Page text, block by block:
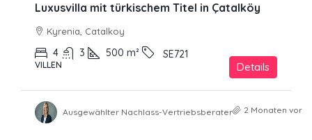
Luxusvilla mit türkischem Titel in Çatalköy
Kyrenia, Catalkoy
4 3 500 m² SE721
VILLEN Details
Ausgewählter Nachlass-Vertriebsberater 2 Monaten vor